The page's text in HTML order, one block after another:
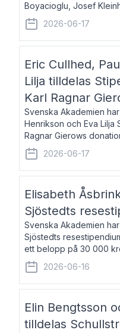
Boyacioglu, Josef
Stenroth och Svante
född 1981, är poet och
2026-06-17
Eric Cullhed,
Lilja tilldelas
Karl Ragnar
Svenska Akademien
Henrikson och Eva Lilja
Ragnar Gierows
Stipendiebeloppet är
Cullhed, född 1985, är
2026-06-17
Elisabeth
Sjöstedts
Svenska Akademien
Sjöstedts
ett belopp på 30 000
fri vistelse i Akademiens
Åsbrink, född 1965 oc
2026-06-16
Elin Bengtsson
tilldelas